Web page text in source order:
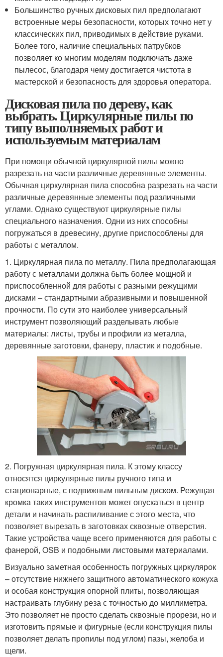
Большинство ручных дисковых пил предполагают
встроенные меры безопасности, которых точно нет у
классических пил, приводимых в действие руками.
Более того, наличие специальных патрубков
позволяет ко многим моделям подключать даже
пылесос, благодаря чему достигается чистота в
мастерской и безопасность для здоровья оператора.
Дисковая пила по дереву, как
выбрать. Циркулярные пилы по
типу выполняемых работ и
используемым материалам
При помощи обычной циркулярной пилы можно
разрезать на части различные деревянные элементы.
Обычная циркулярная пила способна разрезать на части
различные деревянные элементы под различными
углами. Однако существуют циркулярные пилы
специального назначения. Одни из них способны
погружаться в древесину, другие приспособлены для
работы с металлом.
1. Циркулярная пила по металлу. Пила предполагающая
работу с металлами должна быть более мощной и
приспособленной для работы с разными режущими
дисками – стандартными абразивными и повышенной
прочности. По сути это наиболее универсальный
инструмент позволяющий разделывать любые
материалы: листы, трубы и профили из металла,
деревянные заготовки, фанеру, пластик и подобные.
2. Погружная циркулярная пила. К этому классу
относятся циркулярные пилы ручного типа и
стационарные, с подвижным пильным диском. Режущая
кромка таких инструментов может опускаться в центр
детали и начинать распиливание с этого места, что
позволяет вырезать в заготовках сквозные отверстия.
Такие устройства чаще всего применяются для работы с
фанерой, OSB и подобными листовыми материалами.
Визуально заметная особенность погружных циркулярок
– отсутствие нижнего защитного автоматического кожуха
и особая конструкция опорной плиты, позволяющая
настраивать глубину реза с точностью до миллиметра.
Это позволяет не просто сделать сквозные прорези, но и
изготовить прямые и фигурные (если конструкция пилы
позволяет делать пропилы под углом) пазы, желоба и
щели.